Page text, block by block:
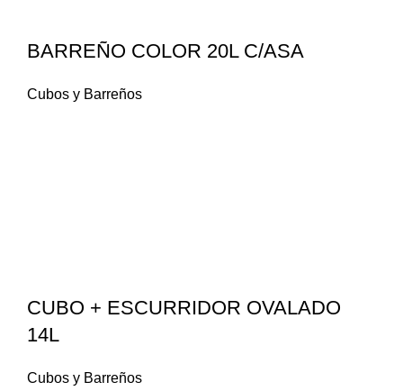
BARREÑO COLOR 20L C/ASA
Cubos y Barreños
CUBO + ESCURRIDOR OVALADO
14L
Cubos y Barreños